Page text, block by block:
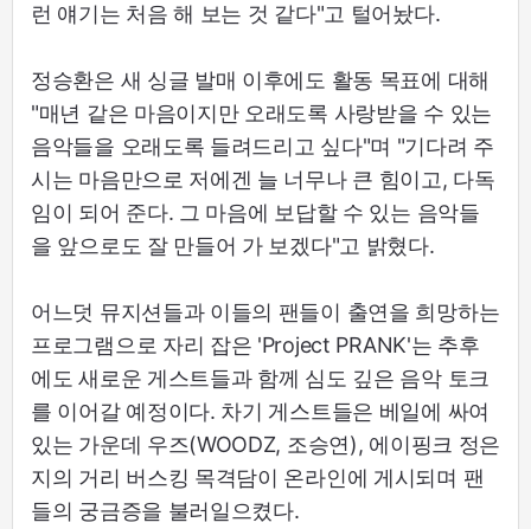
런 얘기는 처음 해 보는 것 같다"고 털어놨다.
정승환은 새 싱글 발매 이후에도 활동 목표에 대해
"매년 같은 마음이지만 오래도록 사랑받을 수 있는
음악들을 오래도록 들려드리고 싶다"며 "기다려 주
시는 마음만으로 저에겐 늘 너무나 큰 힘이고, 다독
임이 되어 준다. 그 마음에 보답할 수 있는 음악들
을 앞으로도 잘 만들어 가 보겠다"고 밝혔다.
어느덧 뮤지션들과 이들의 팬들이 출연을 희망하는
프로그램으로 자리 잡은 'Project PRANK'는 추후
에도 새로운 게스트들과 함께 심도 깊은 음악 토크
를 이어갈 예정이다. 차기 게스트들은 베일에 싸여
있는 가운데 우즈(WOODZ, 조승연), 에이핑크 정은
지의 거리 버스킹 목격담이 온라인에 게시되며 팬
들의 궁금증을 불러일으켰다.